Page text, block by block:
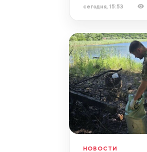
сегодня, 15:53
НОВОСТИ